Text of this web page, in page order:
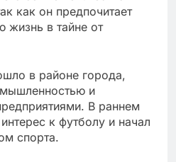
как он предпочитает
жизнь в тайне от
в районе города,
и
В раннем
к футболу и начал
спорта.